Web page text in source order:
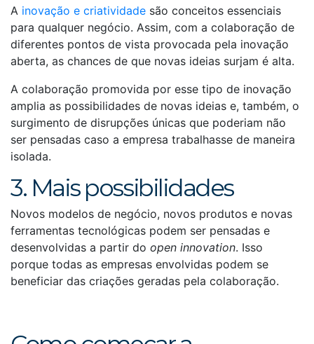
A inovação e criatividade são conceitos essenciais
para qualquer negócio. Assim, com a colaboração de
diferentes pontos de vista provocada pela inovação
aberta, as chances de que novas ideias surjam é alta.
A colaboração promovida por esse tipo de inovação
amplia as possibilidades de novas ideias e, também, o
surgimento de disrupções únicas que poderiam não
ser pensadas caso a empresa trabalhasse de maneira
isolada.
3. Mais possibilidades
Novos modelos de negócio, novos produtos e novas
ferramentas tecnológicas podem ser pensadas e
desenvolvidas a partir do open innovation. Isso
porque todas as empresas envolvidas podem se
beneficiar das criações geradas pela colaboração.